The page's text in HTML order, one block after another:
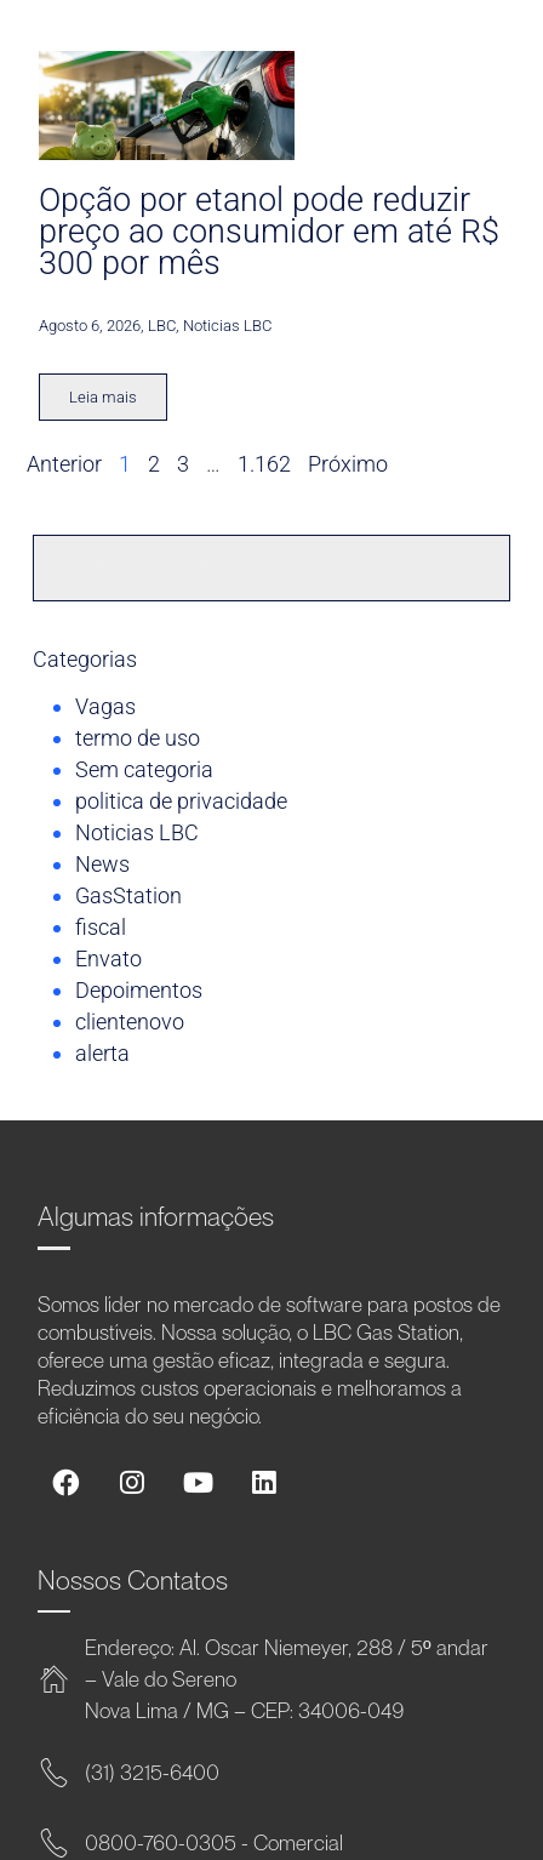
Opção por etanol pode reduzir
preço ao consumidor em até R$
300 por mês
Agosto 6, 2026 LBC Noticias LBC
Leia mais
Anterior 1 2 3 … 1.162 Próximo
Categorias
Vagas
termo de uso
Sem categoria
politica de privacidade
Noticias LBC
News
GasStation
fiscal
Envato
Depoimentos
clientenovo
alerta
Algumas informações
Somos líder no mercado de software para postos de
combustíveis. Nossa solução, o LBC Gas Station,
oferece uma gestão eficaz, integrada e segura.
Reduzimos custos operacionais e melhoramos a
eficiência do seu negócio.
Nossos Contatos
Endereço: Al. Oscar Niemeyer, 288 / 5º andar
– Vale do Sereno
Nova Lima / MG – CEP: 34006-049
(31) 3215-6400
0800-760-0305 - Comercial